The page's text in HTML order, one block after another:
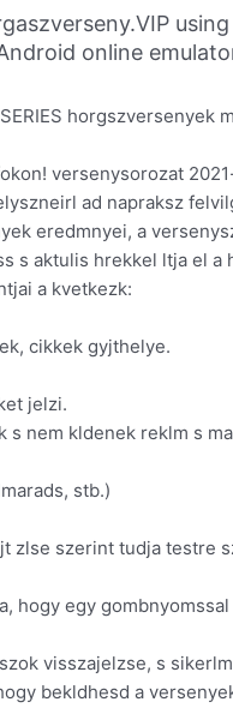
online
horgszversenyek
versenysorozat
ad napraksz
eredmnyei, a
s aktulis hrekkel ltja el a
a kvetkezk:
cikkek gyjthelye.
jelzi.
s nem kldenek reklm s
stb.)
zlse szerint tudja testre
hogy egy
visszajelzse, s
bekldhesd a